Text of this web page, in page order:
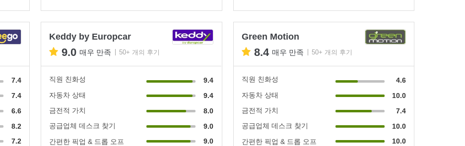
7.4
7.4
6.6
8.2
7.2
Keddy by Europcar
9.0 매우 만족 50+ 개의 후기
직원 친화성
9.4
자동차 상태
9.4
금전적 가치
8.0
공급업체 데스크 찾기
9.0
간편한 픽업 & 드롭 오프
9.0
Green Motion
8.4 매우 만족 50+ 개의 후기
직원 친화성
4.6
자동차 상태
10.0
금전적 가치
7.4
공급업체 데스크 찾기
10.0
간편한 픽업 & 드롭 오프
10.0